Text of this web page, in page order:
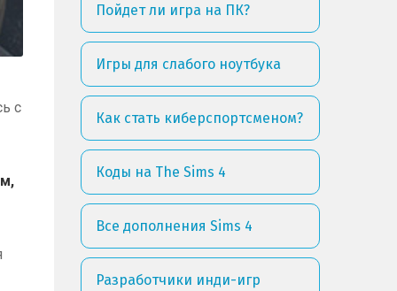
с
Пойдет ли игра на ПК?
Игры для слабого ноутбука
Как стать киберспортсменом?
Коды на The Sims 4
Все дополнения Sims 4
Разработчики инди-игр